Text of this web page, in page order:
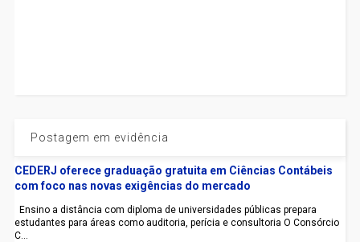
Postagem em evidência
CEDERJ oferece graduação gratuita em Ciências Contábeis
com foco nas novas exigências do mercado
Ensino a distância com diploma de universidades públicas prepara
estudantes para áreas como auditoria, perícia e consultoria O Consórcio
C...